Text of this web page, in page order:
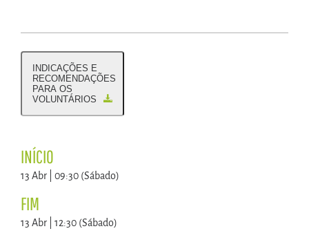
INDICAÇÕES E
RECOMENDAÇÕES
PARA OS
VOLUNTÁRIOS
INÍCIO
13 Abr | 09:30 (Sábado)
FIM
13 Abr | 12:30 (Sábado)